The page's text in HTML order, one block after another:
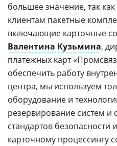
большее значение, так
клиентам пакетные
включающие карточные
Валентина Кузьмина,
платежных карт
обеспечить работу
центра, мы используем
оборудование и
резервирование систем
стандартов безопасности
карточному процессингу